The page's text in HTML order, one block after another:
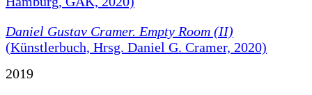
Daniel Gustav Cramer. Empty Room (II)
(Künstlerbuch, Hrsg. Daniel G. Cramer, 2020)
2019